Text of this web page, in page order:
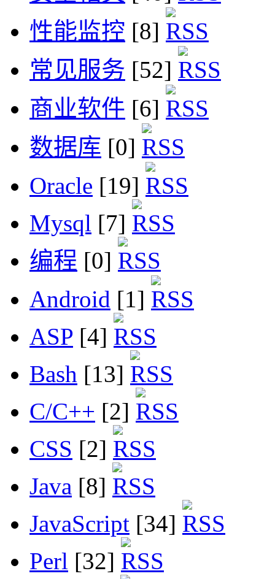
性能监控 [8]
常见服务 [52]
商业软件 [6]
数据库 [0]
Oracle [19]
Mysql [7]
编程 [0]
Android [1]
ASP [4]
Bash [13]
C/C++ [2]
CSS [2]
Java [8]
JavaScript [34]
Perl [32]